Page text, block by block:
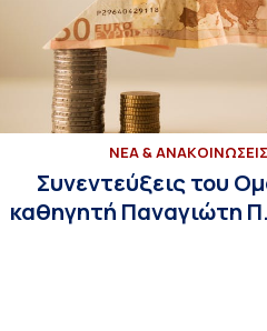
ΝΕΑ & ΑΝΑΚΟΙΝΩΣΕΙΣ
Συνεντεύξεις του
καθηγητή Παναγιώτη